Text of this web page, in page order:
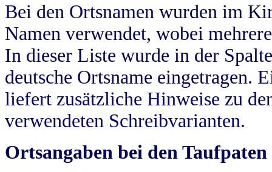
Bei den Ortsnamen wurden im
Namen verwendet, wobei
In dieser Liste wurde in der
deutsche Ortsname eingetragen.
liefert zusätzliche Hinweise zu
verwendeten Schreibvarianten.
Ortsangaben bei den Taufpaten